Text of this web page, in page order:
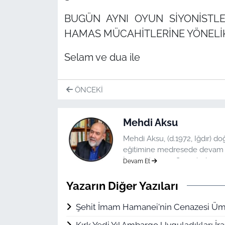
BUGÜN AYNI OYUN
HAMAS MÜCAHİTLERİNE
Selam ve dua ile
ÖNCEKI
Mehdi Aksu
Mehdi Aksu, (d.1972, Iğdır)
eğitimine medresede devam
İmam Hüseyin Camii 'nde
Devam Et
Yazarın Diğer Yazıları
Şehit İmam Hamanei'nin Cenazesi